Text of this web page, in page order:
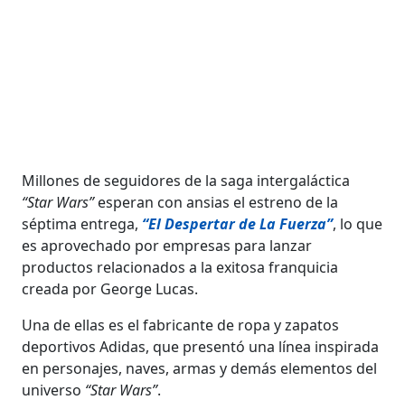
Millones de seguidores de la saga intergaláctica
“Star Wars”esperan con ansias el estreno de la
séptima entrega, “El Despertar de La Fuerza”, lo que
es aprovechado por empresas para lanzar
productos relacionados a la exitosa franquicia
creada por George Lucas.
Una de ellas es el fabricante de ropa y zapatos
deportivos Adidas, que presentó una línea inspirada
en personajes, naves, armas y demás elementos del
universo “Star Wars”.